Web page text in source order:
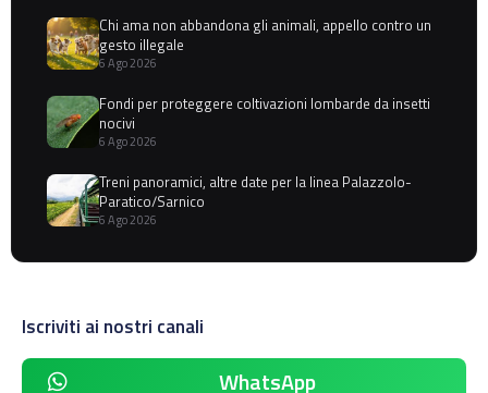
Chi ama non abbandona gli animali, appello contro un
gesto illegale
6 Ago 2026
Fondi per proteggere coltivazioni lombarde da insetti
nocivi
6 Ago 2026
Treni panoramici, altre date per la linea Palazzolo-
Paratico/Sarnico
6 Ago 2026
Iscriviti ai nostri canali
WhatsApp